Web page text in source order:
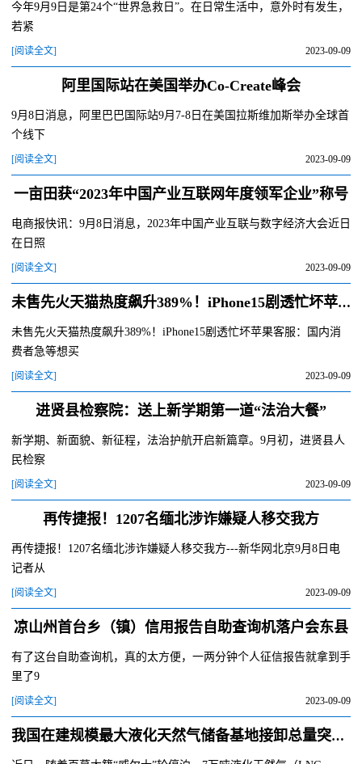
今年9月9日是第24个“世界急救日”。在日常生活中，意外时有发生，
若紧
[阅读全文] 2023-09-09
阿里国际站在美国举办Co-Create峰会
9月8日消息，阿里巴巴国际站9月7-8日在美国拉斯维加斯举办全球首
个线下
[阅读全文] 2023-09-09
一亩田获“2023年中国产业互联网年度领军企业”称号
电商报快讯：9月8日消息，2023年中国产业互联与数字经济大会近日
在日照
[阅读全文] 2023-09-09
未售先火天猫热度飙升389%！iPhone15剧透忙坏苹果客服：国内消费者急等想买
未售先火天猫热度飙升389%！iPhone15剧透忙坏苹果客服：国内消
费者急等想买
[阅读全文] 2023-09-09
进贤县检察院：送上新学期第一道“法治大餐”
新学期、新面貌、新征程，法治护航开启新篇章。9月初，进贤县人
民检察
[阅读全文] 2023-09-09
再传捷报！1207名缅北涉诈嫌疑人移交我方
再传捷报！1207名缅北涉诈嫌疑人移交我方---新华网北京9月8日电
记者从
[阅读全文] 2023-09-09
凉山州首台乡（镇）信用报告自助查询机落户会东县
有了这台自助查询机，真的太方便，一两分钟个人征信报告就拿到手
里了9
[阅读全文] 2023-09-09
我国在建规模最大液化天然气储备基地接卸总量突破200万吨